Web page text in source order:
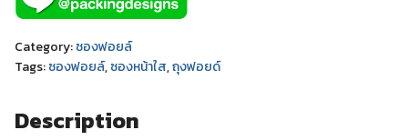
Category:ซองฟอยล์
Tags:ซองฟอยล์,ซองหน้าใส,ถุงฟอยด์
Description